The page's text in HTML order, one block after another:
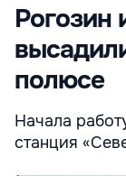
Рогозин
полюсе
Начала
станция